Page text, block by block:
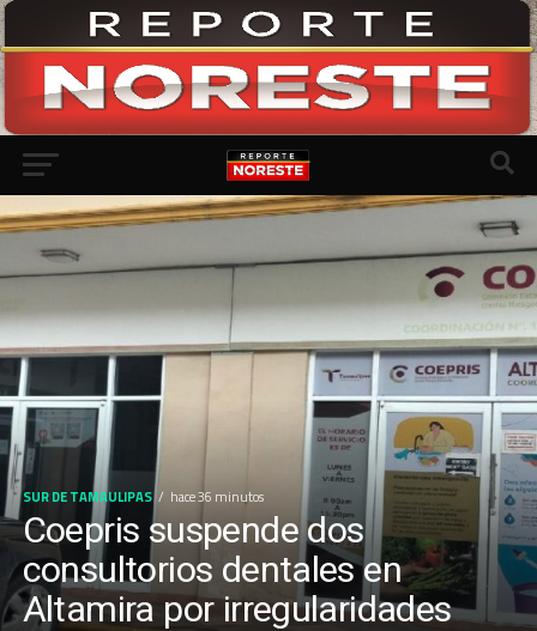
SUR DE TAMAULIPAS hace 36 minutos
Coepris suspende dos
consultorios dentales en
Altamira por irregularidades